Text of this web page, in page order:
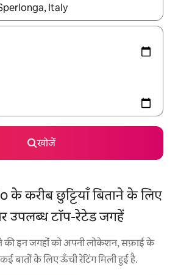
अप और डाउन 'ऐरो की' का इस्तेमाल करके नेविगेट
खोजें
करीब छुट्टियाँ बिताने के लिए
उपलब्ध टॉप-रेटेड जगहें
की इन जगहों को अपनी लोकेशन, सफ़ाई के
बातों के लिए ऊँची रेटिंग मिली हुई है.